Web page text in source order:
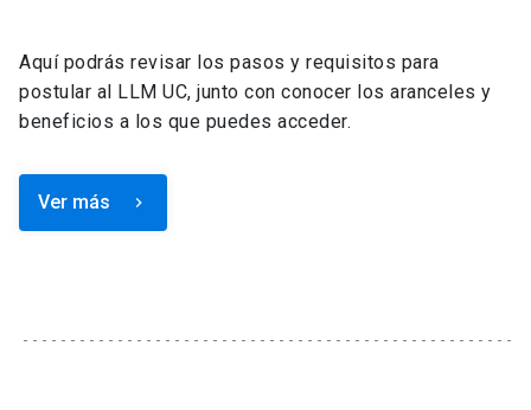
Aquí podrás revisar los pasos y requisitos para
postular al LLM UC, junto con conocer los aranceles y
beneficios a los que puedes acceder.
Ver más keyboard_arrow_right